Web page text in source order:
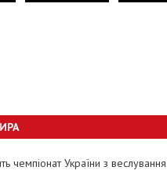
чемпіонат України з